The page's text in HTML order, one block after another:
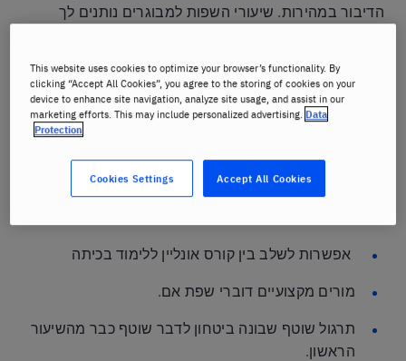
הדיבור במהירות. שיעורי השפות למבוגרים נותנים לך
שיטות הוראה מותאמות למבוגרים, עם דגש על
אפשרות לשלב בין קורס אונליין ללימוד בכיתה
מורים מקצועיים דוברי שפת אם.
תרגול שוטף שבונה ביטחון לדבר שוטף כבר מהשיעור
הראשון.
This website uses cookies to optimize your browser’s functionality. By
clicking “Accept All Cookies”, you agree to the storing of cookies on your
device to enhance site navigation, analyze site usage, and assist in our
marketing efforts. This may include personalized advertising.Data
Protection
Accept All Cookies
Cookies Settings